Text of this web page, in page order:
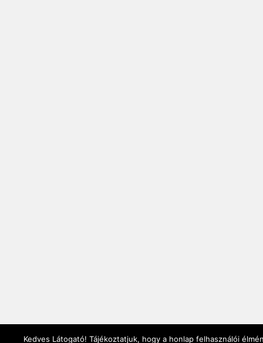
Kedves Látogató! Tájékoztatjuk, hogy a honlap felhasználói